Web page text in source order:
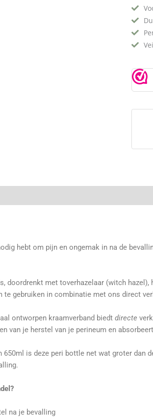
hebt om pijn en ongemak in na de
doordrenkt met toverhazelaar (witch
te gebruiken in combinatie met ons direct
ontworpen kraamverband biedtdirecte
van je herstel van je perineum en
650ml is deze peri bottle net wat groter dan
na je bevalling